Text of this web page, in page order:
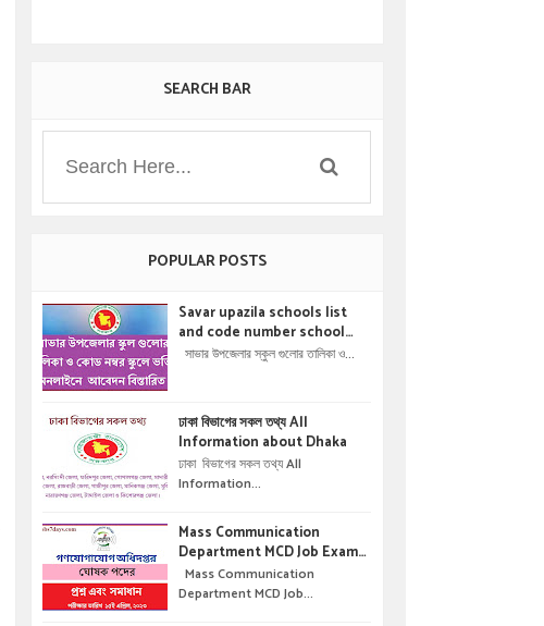
SEARCH BAR
POPULAR POSTS
Savar upazila schools list
and code number school
admisson online application
অনলাইনে আবেদন বিস্তারিত ।
সাভার উপজেলার স্কুল গুলোর তালিকা ও...
ঢাকা বিভাগের সকল তথ্য All
Information about Dhaka
ঢাকা বিভাগের সকল তথ্য All
Information...
Mass Communication
Department MCD Job Exam
Question & solution //
গণযোগাযোগ অধিদপ্তরে নিয়োগ পরীক্ষার
Mass Communication
Department MCD Job...